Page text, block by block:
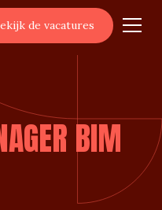
de vacatures
BIM